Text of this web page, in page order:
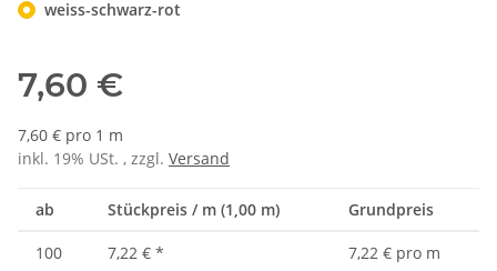
weiss-schwarz-rot
7,60 €
7,60 € pro 1 m
inkl. 19% USt. , zzgl. Versand
ab Stückpreis / m (1,00 m) Grundpreis
100 7,22 € * 7,22 € pro m